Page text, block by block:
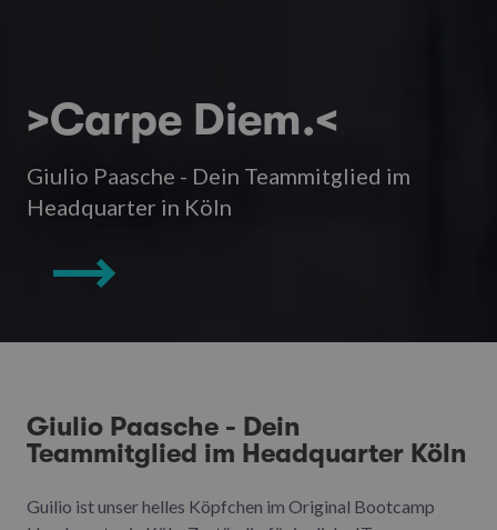
>Carpe Diem.<
Giulio Paasche - Dein Teammitglied im
Headquarter in Köln
Giulio Paasche - Dein
Teammitglied im Headquarter Köln
Guilio ist unser helles Köpfchen im Original Bootcamp